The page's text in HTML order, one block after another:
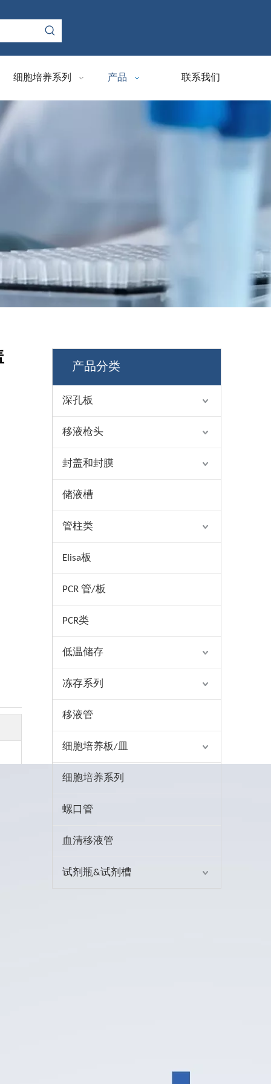
细胞培养系列 产品 联系我们
产品分类
深孔板
移液枪头
封盖和封膜
储液槽
管柱类
Elisa板
PCR 管/板
PCR类
低温储存
冻存系列
移液管
细胞培养板/皿
细胞培养系列
螺口管
血清移液管
试剂瓶&试剂槽